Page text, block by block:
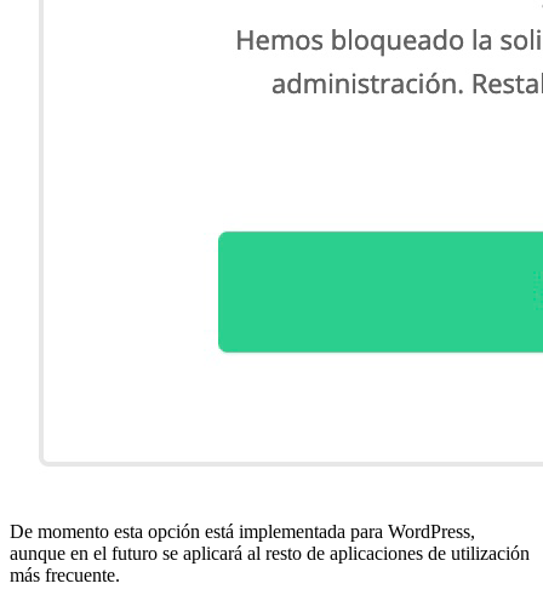
De momento esta opción está implementada para WordPress,
aunque en el futuro se aplicará al resto de aplicaciones de utilización
más frecuente.